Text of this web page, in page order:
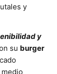
y
y
su burger